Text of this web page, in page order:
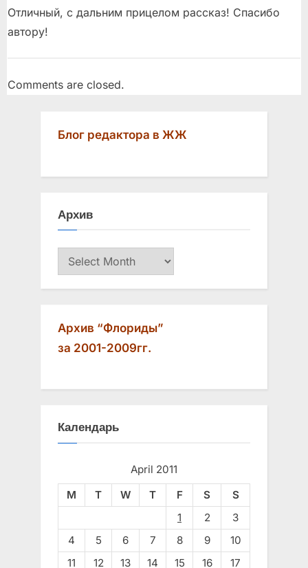
s
P
t
t
Отличный, с дальним прицелом рассказ! Спасибо
автору!
Comments are closed.
Блог редактора в ЖЖ
Архив
Архив
Архив “Флориды”
за 2001-2009гг.
Календарь
April 2011
M
T W T F S
S
1
2
3
4
5 6 7 8 9
10
11
12 13 14 15 16 17